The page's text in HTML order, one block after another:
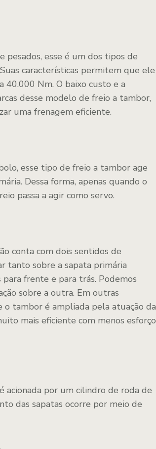
esse é um dos tipos de
características permitem que ele
Nm. O baixo custo e a
desse modelo de freio a tambor,
uma frenagem eficiente.
esse tipo de freio a tambor age
Dessa forma, apenas quando o
passa a agir como servo.
conta com dois sentidos de
tanto sobre a sapata primária
frente e para trás. Podemos
sobre a outra. Em outras
o tambor é ampliada pela atuação da
mais eficiente com menos esforço
acionada por um cilindro de roda de
das sapatas ocorre por meio de